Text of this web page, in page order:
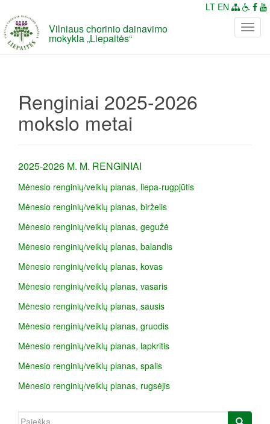
P
Vilniaus chorinio dainavimo
mokykla „Liepaitės“
LT EN
Renginiai 2025-2026
mokslo metai
2025-2026 M. M. RENGINIAI
Mėnesio renginių/veiklų planas, liepa-rugpjūtis
Mėnesio renginių/veiklų planas, birželis
Mėnesio renginių/veiklų planas, gegužė
Mėnesio renginių/veiklų planas, balandis
Mėnesio renginių/veiklų planas, kovas
Mėnesio renginių/veiklų planas, vasaris
Mėnesio renginių/veiklų planas, sausis
Mėnesio renginių/veiklų planas, gruodis
Mėnesio renginių/veiklų planas, lapkritis
Mėnesio renginių/veiklų planas, spalis
Mėnesio renginių/veiklų planas, rugsėjis
Ieškoti: